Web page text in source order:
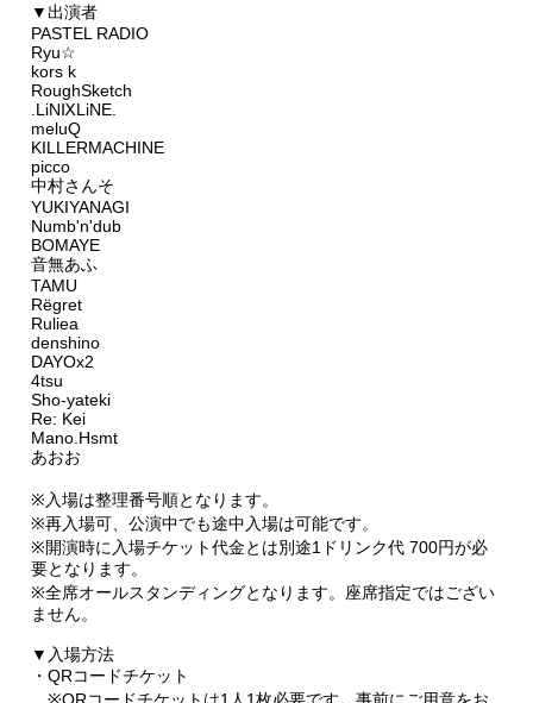
▼出演者
PASTEL RADIO
Ryu☆
kors k
RoughSketch
.LiNⅨLiNE.
meluQ
KILLERMACHINE
picco
中村さんそ
YUKIYANAGI
Numb'n'dub
BOMAYE
音無あふ
TAMU
Rëgret
Ruliea
denshino
DAYOx2
4tsu
Sho-yateki
Re: Kei
Mano.Hsmt
あおお
※入場は整理番号順となります。
※再入場可、公演中でも途中入場は可能です。
※開演時に入場チケット代金とは別途1ドリンク代 700円が必
要となります。
※全席オールスタンディングとなります。座席指定ではござい
ません。
▼入場方法
・QRコードチケット
※QRコードチケットは1人1枚必要です。事前にご用意をお